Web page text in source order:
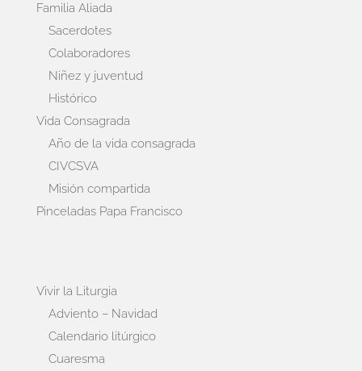
Familia Aliada
Sacerdotes
Colaboradores
Niñez y juventud
Histórico
Vida Consagrada
Año de la vida consagrada
CIVCSVA
Misión compartida
Pinceladas Papa Francisco
Vivir la Liturgia
Adviento – Navidad
Calendario litúrgico
Cuaresma